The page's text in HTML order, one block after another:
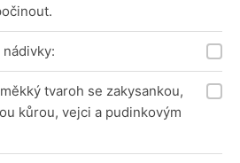
tvaroh se zakysankou,
kůrou, vejci a pudinkovým